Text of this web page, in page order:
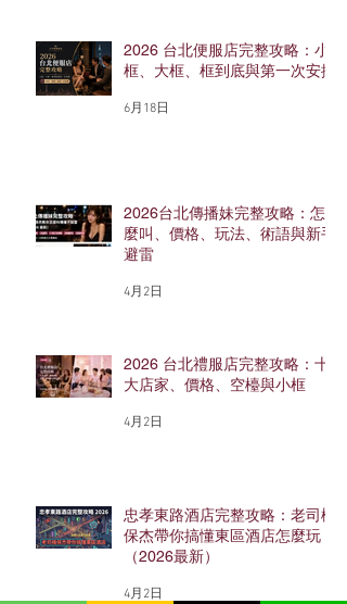
2026 台北便服店完整攻略：小
框、大框、框到底與第一次安排
6月18日
2026台北傳播妹完整攻略：怎
麼叫、價格、玩法、術語與新手
避雷
4月2日
2026 台北禮服店完整攻略：十
大店家、價格、空檯與小框
4月2日
忠孝東路酒店完整攻略：老司機
保杰帶你搞懂東區酒店怎麼玩
（2026最新）
4月2日